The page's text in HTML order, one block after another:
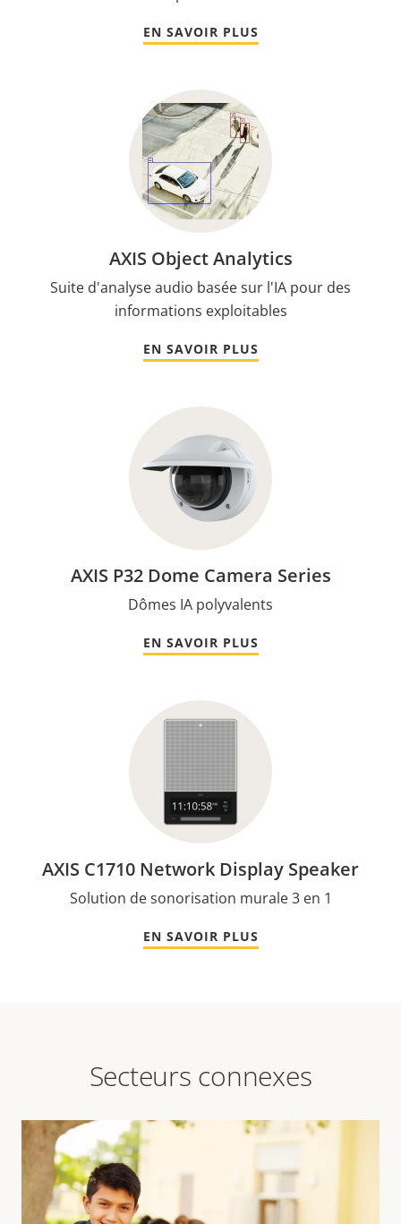
EN SAVOIR PLUS
AXIS Object Analytics
Suite d'analyse audio basée sur l'IA pour des
informations exploitables
EN SAVOIR PLUS
AXIS P32 Dome Camera Series
Dômes IA polyvalents
EN SAVOIR PLUS
AXIS C1710 Network Display Speaker
Solution de sonorisation murale 3 en 1
EN SAVOIR PLUS
Secteurs connexes